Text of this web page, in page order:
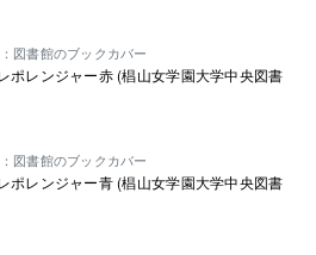
図書館のブックカバー
ポレンジャー赤 (椙山女学園大学中央図書
図書館のブックカバー
ポレンジャー青 (椙山女学園大学中央図書